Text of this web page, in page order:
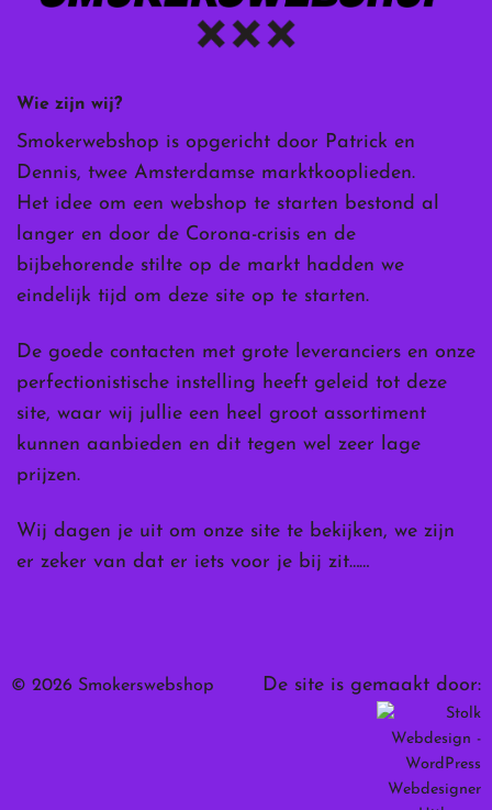
Wie zijn wij?
Smokerwebshop is opgericht door Patrick en
Dennis, twee Amsterdamse marktkooplieden.
Het idee om een webshop te starten bestond al
langer en door de Corona-crisis en de
bijbehorende stilte op de markt hadden we
eindelijk tijd om deze site op te starten.
De goede contacten met grote leveranciers en onze
perfectionistische instelling heeft geleid tot deze
site, waar wij jullie een heel groot assortiment
kunnen aanbieden en dit tegen wel zeer lage
prijzen.
Wij dagen je uit om onze site te bekijken, we zijn
er zeker van dat er iets voor je bij zit……
© 2026 Smokerswebshop De site is gemaakt door: